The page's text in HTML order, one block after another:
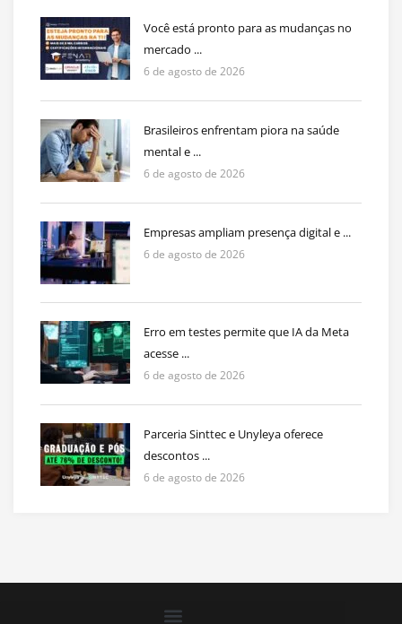
Você está pronto para as mudanças no
mercado ...
6 de agosto de 2026
Brasileiros enfrentam piora na saúde
mental e ...
6 de agosto de 2026
Empresas ampliam presença digital e ...
6 de agosto de 2026
Erro em testes permite que IA da Meta
acesse ...
6 de agosto de 2026
Parceria Sinttec e Unyleya oferece
descontos ...
6 de agosto de 2026